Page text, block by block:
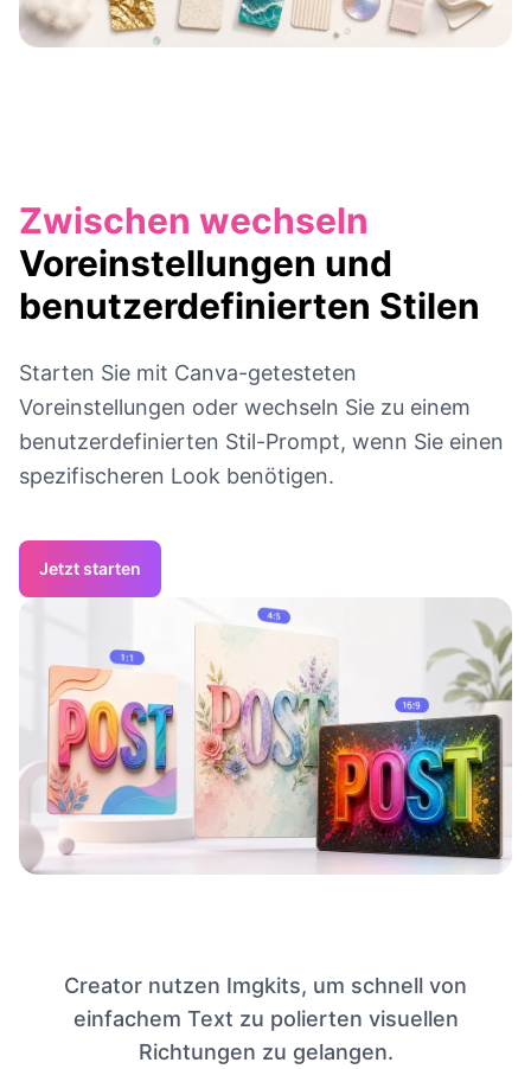
Zwischen wechseln
Voreinstellungen und
benutzerdefinierten Stilen
Starten Sie mit Canva-getesteten
Voreinstellungen oder wechseln Sie zu einem
benutzerdefinierten Stil-Prompt, wenn Sie einen
spezifischeren Look benötigen.
Jetzt starten
Creator nutzen Imgkits, um schnell von
einfachem Text zu polierten visuellen
Richtungen zu gelangen.